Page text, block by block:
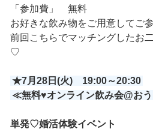
「参加費」 無料
お好きな飲み物をご用意してご
前回こちらでマッチングしたお
♡
★7月28日(火) 19:00～20:30
≪無料♥オンライン飲み会@お
単発♡婚活体験イベント